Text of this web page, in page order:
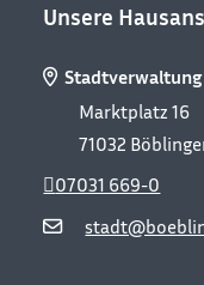
Unsere
Marktplatz 16
71032
07031 669-0